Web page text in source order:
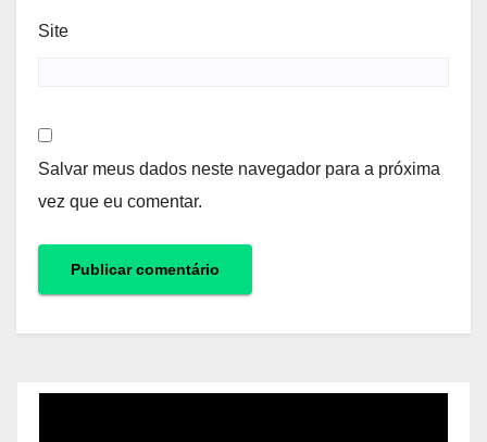
Site
Salvar meus dados neste navegador para a próxima
vez que eu comentar.